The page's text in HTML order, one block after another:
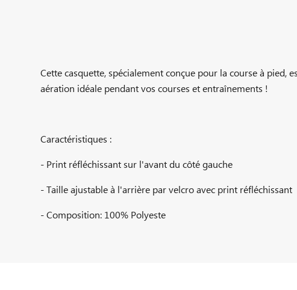
Cette casquette, spécialement conçue pour la course à
aération idéale pendant vos courses et entraînements !
Caractéristiques :
- Print réfléchissant sur l'avant du côté gauche
- Taille ajustable à l'arrière par velcro avec print réfléchissant
- Composition: 100% Polyeste